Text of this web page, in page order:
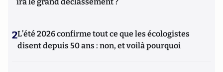
2L’été 2026 confirme tout ce que les écologistes
disent depuis 50 ans : non, et voilà pourquoi